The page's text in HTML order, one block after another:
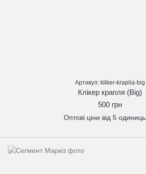
Артикул: kliker-kraplia-big
Клікер крапля (Big)
500 грн
Оптові ціни від 5 одиниць